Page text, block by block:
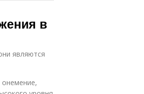
в
являются